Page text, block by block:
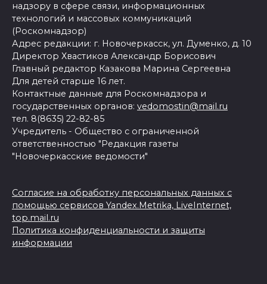
надзору в сфере связи, информационных
технологий и массовых коммуникаций
(Роскомнадзор)
Адрес редакции: г. Новочеркасск, ул. Думенко, д. 10
Директор Хвастиков Александр Борисович
Главный редактор Казакова Марина Сергеевна
Для детей старше 16 лет.
Контактные данные для Роскомнадзора и
государственных органов: vedomostin@mail.ru
тел. 8(8635) 22-82-85
Учредитель - Общество с ограниченной
ответственностью "Редакция газеты
"Новочеркасские ведомости"
Согласие на обработку персональных данных с
помощью сервисов Yandex.Metrika, LiveInternet,
top.mail.ru
Политика конфиденциальности и защиты
информации